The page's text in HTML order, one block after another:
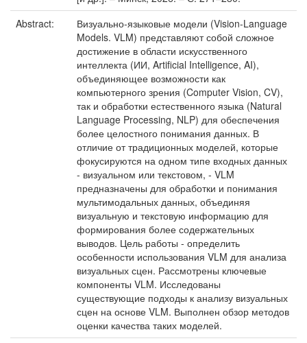
Abstract:
Визуально-языковые модели (Vision-Language
Models. VLM) представляют собой сложное
достижение в области искусственного
интеллекта (ИИ, Artificial Intelligence, AI),
объединяющее возможности как
компьютерного зрения (Computer Vision, CV),
так и обработки естественного языка (Natural
Language Processing, NLP) для обеспечения
более целостного понимания данных. В
отличие от традиционных моделей, которые
фокусируются на одном типе входных данных
- визуальном или текстовом, - VLM
предназначены для обработки и понимания
мультимодальных данных, объединяя
визуальную и текстовую информацию для
формирования более содержательных
выводов. Цель работы - определить
особенности использования VLM для анализа
визуальных сцен. Рассмотрены ключевые
компоненты VLM. Исследованы
существующие подходы к анализу визуальных
сцен на основе VLM. Выполнен обзор методов
оценки качества таких моделей.